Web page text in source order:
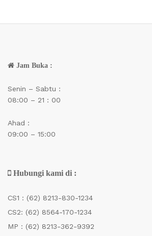
Jam Buka :
Senin – Sabtu :
08:00 – 21 : 00
Ahad :
09:00 – 15:00
Hubungi kami di :
CS1 : (62) 8213-830-1234
CS2: (62) 8564-170-1234
MP : (62) 8213-362-9392